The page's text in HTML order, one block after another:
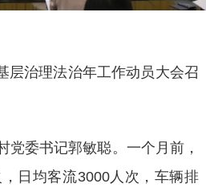
层治理法治年工作动员大会召
党委书记郭敏聪。一个月前，
日均客流3000人次，车辆排